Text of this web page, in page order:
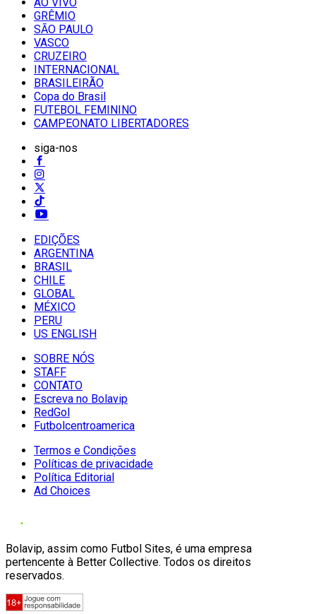
GRÊMIO
SĀO PAULO
VASCO
CRUZEIRO
INTERNACIONAL
BRASILEIRÃO
Copa do Brasil
FUTEBOL FEMININO
CAMPEONATO LIBERTADORES
siga-nos
EDIÇÕES
ARGENTINA
BRASIL
CHILE
GLOBAL
MÉXICO
PERU
US ENGLISH
SOBRE NÓS
STAFF
CONTATO
Escreva no Bolavip
RedGol
Futbolcentroamerica
Termos e Condições
Políticas de privacidade
Política Editorial
Ad Choices
Bolavip, assim como Futbol Sites, é uma empresa
pertencente à Better Collective. Todos os direitos
reservados.